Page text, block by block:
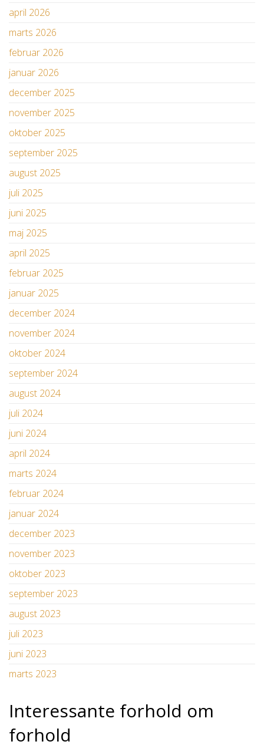
april 2026
marts 2026
februar 2026
januar 2026
december 2025
november 2025
oktober 2025
september 2025
august 2025
juli 2025
juni 2025
maj 2025
april 2025
februar 2025
januar 2025
december 2024
november 2024
oktober 2024
september 2024
august 2024
juli 2024
juni 2024
april 2024
marts 2024
februar 2024
januar 2024
december 2023
november 2023
oktober 2023
september 2023
august 2023
juli 2023
juni 2023
marts 2023
Interessante forhold om
forhold